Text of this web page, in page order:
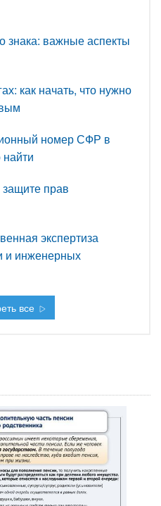
знака: важные аспекты
как начать, что нужно
номер СФР в
прав
экспертиза
и инженерных
все